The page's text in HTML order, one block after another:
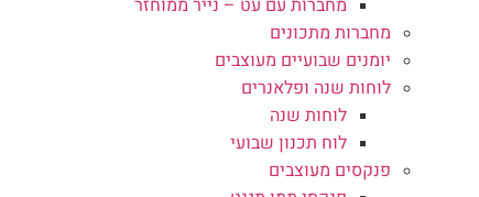
מחברות מתכונים
יומנים שבועיים מעוצבים
לוחות שנה ופלאנרים
לוחות שנה
לוח תכנון שבועי
פנקסים מעוצבים